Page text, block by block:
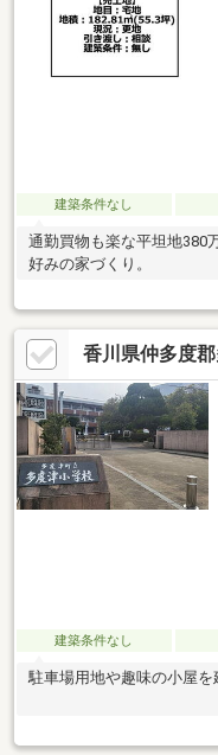
建築条件なし
通勤買物も楽な平坦地380
好みの家づくり。
香川県仲多度
建築条件なし
駐車場用地や趣味の小屋